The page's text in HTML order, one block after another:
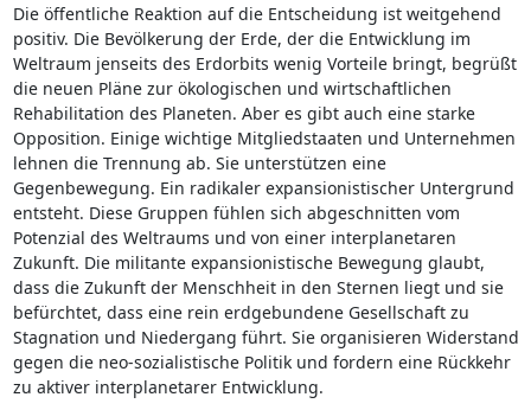
Die öffentliche Reaktion auf die Entscheidung ist weitgehend
positiv. Die Bevölkerung der Erde, der die Entwicklung im
Weltraum jenseits des Erdorbits wenig Vorteile bringt, begrüßt
die neuen Pläne zur ökologischen und wirtschaftlichen
Rehabilitation des Planeten. Aber es gibt auch eine starke
Opposition. Einige wichtige Mitgliedstaaten und Unternehmen
lehnen die Trennung ab. Sie unterstützen eine
Gegenbewegung. Ein radikaler expansionistischer Untergrund
entsteht. Diese Gruppen fühlen sich abgeschnitten vom
Potenzial des Weltraums und von einer interplanetaren
Zukunft. Die militante expansionistische Bewegung glaubt,
dass die Zukunft der Menschheit in den Sternen liegt und sie
befürchtet, dass eine rein erdgebundene Gesellschaft zu
Stagnation und Niedergang führt. Sie organisieren Widerstand
gegen die neo-sozialistische Politik und fordern eine Rückkehr
zu aktiver interplanetarer Entwicklung.